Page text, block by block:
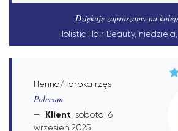
Dziękuję zapraszamy na
Holistic Hair Beauty,
Henna/Farbka rzęs
Polecam
Klient , sobota, 6
wrzesień 2025